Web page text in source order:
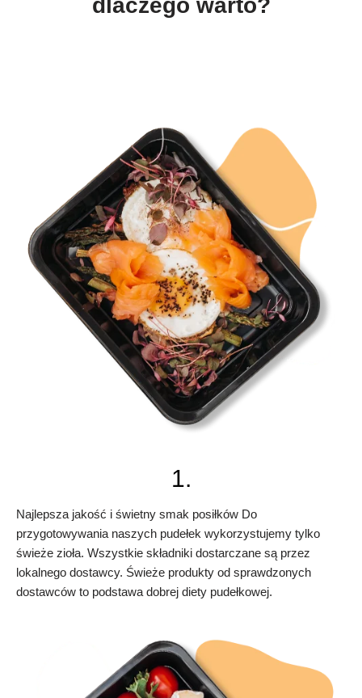
dlaczego warto?
1.
Najlepsza jakość i świetny smak posiłków Do
przygotowywania naszych pudełek wykorzystujemy tylko
świeże zioła. Wszystkie składniki dostarczane są przez
lokalnego dostawcy. Świeże produkty od sprawdzonych
dostawców to podstawa dobrej diety pudełkowej.